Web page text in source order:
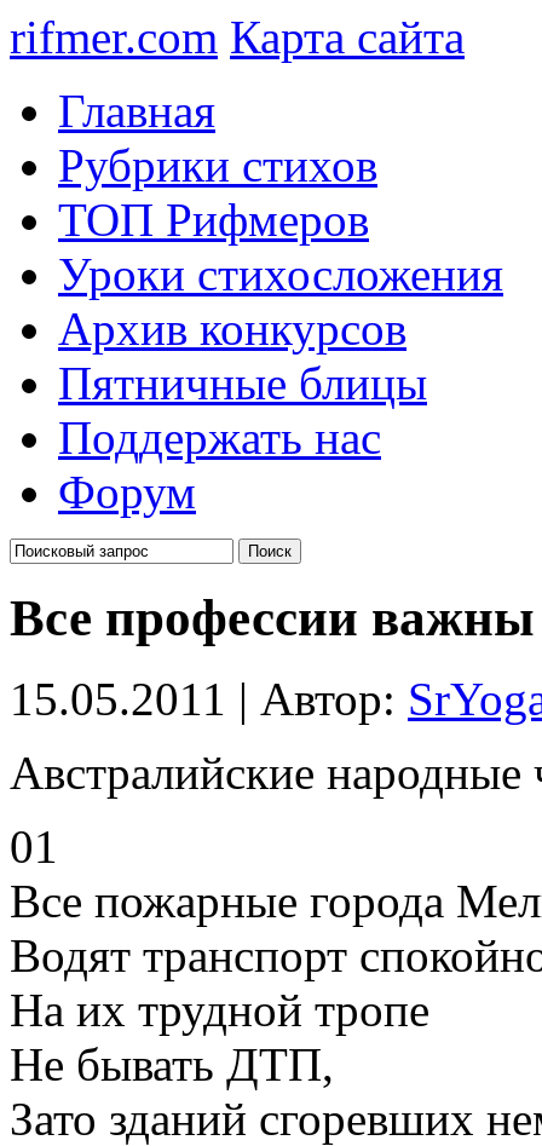
rifmer.com Карта сайта
Главная
Рубрики стихов
ТОП Рифмеров
Уроки стихосложения
Архив конкурсов
Пятничные блицы
Поддержать нас
Форум
Все профессии важны
15.05.2011 | Автор:
Австралийские народные
01
Все пожарные города
Водят транспорт
На их трудной тропе
Не бывать ДТП,
Зато зданий сгоревших